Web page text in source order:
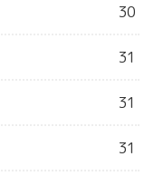
30
31
31
31